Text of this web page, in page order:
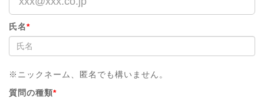
氏名*
※ニックネーム、匿名でも構いません。
質問の種類*